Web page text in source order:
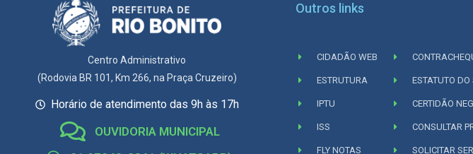
Centro Administrativo
(Rodovia BR 101, Km 266, na Praça Cruzeiro)
Horário de atendimento das 9h às 17h
OUVIDORIA MUNICIPAL
Outros links
CIDADÃO WEB
ESTRUTURA
IPTU
ISS
FLY NOTAS
ESTATUTO DO
CERTIDÃO
CONSULTAR
SOLICITAR